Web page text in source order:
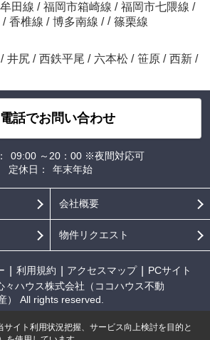
田線 / 福岡市箱崎線 / 福岡市七隈線 /
/ 香椎線 / 博多南線 / / 篠栗線
/ 井尻 / 西鉄平尾 / 六本松 / 笹原 / 西新 /
電話でお問い合わせ
09:00 ～20：00 ※夜間対応可
定休日：
年末年始
会社概要
物件リクエスト
利用規約 アクセスマップ
PCサイト
々ハウス株式会社（ココハウス不動
） All rights reserved.
サイト利用状況把握、サービス向上検討を目的と